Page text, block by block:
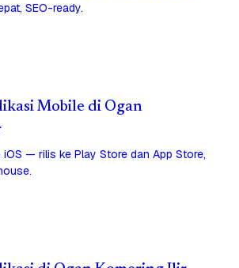
SEO-ready.
Mobile di Ogan
iOS — rilis ke Play Store dan App Store,